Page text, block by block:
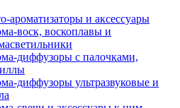
ароматизаторы и аксессуары
воск, воскоплавы и
диффузоры с палочками,
диффузоры ультразвуковые и